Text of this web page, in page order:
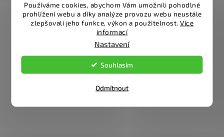
Používáme cookies, abychom Vám umožnili pohodlné
prohlížení webu a díky analýze provozu webu neustále
zlepšovali jeho funkce, výkon a použitelnost. Více
informací
Nastavení
Odmítnout
Souhlasím